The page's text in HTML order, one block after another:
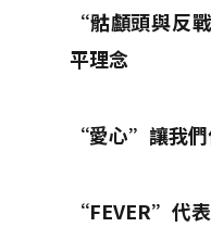
“骷顱頭與反
平理念
“愛心”讓我
“FEVER”代